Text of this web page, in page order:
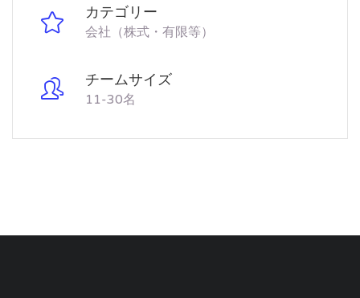
カテゴリー
会社（株式・有限等）
チームサイズ
11-30名